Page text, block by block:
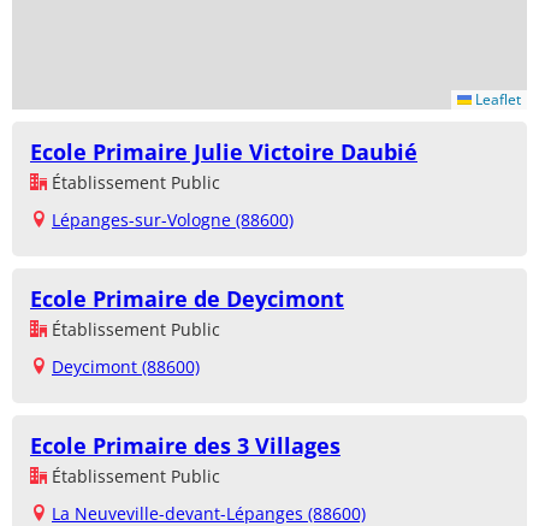
Leaflet
Ecole Primaire Julie Victoire Daubié
Établissement Public
Lépanges-sur-Vologne (88600)
Ecole Primaire de Deycimont
Établissement Public
Deycimont (88600)
Ecole Primaire des 3 Villages
Établissement Public
La Neuveville-devant-Lépanges (88600)